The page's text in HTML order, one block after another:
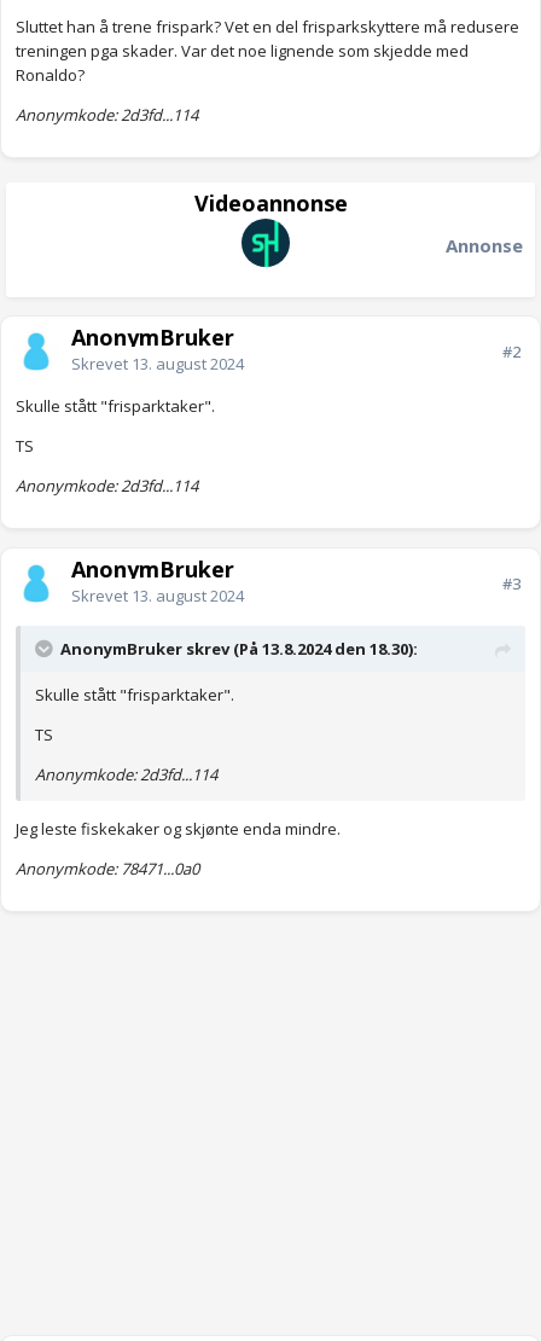
Sluttet han å trene frispark? Vet en del frisparkskyttere må redusere
treningen pga skader. Var det noe lignende som skjedde med
Ronaldo?
Anonymkode: 2d3fd...114
Videoannonse
Annonse
AnonymBruker
Skrevet 13. august 2024
#2
Skulle stått "frisparktaker".
TS
Anonymkode: 2d3fd...114
AnonymBruker
Skrevet 13. august 2024
#3
AnonymBruker skrev (På 13.8.2024 den 18.30):
Skulle stått "frisparktaker".
TS
Anonymkode: 2d3fd...114
Jeg leste fiskekaker og skjønte enda mindre.
Anonymkode: 78471...0a0